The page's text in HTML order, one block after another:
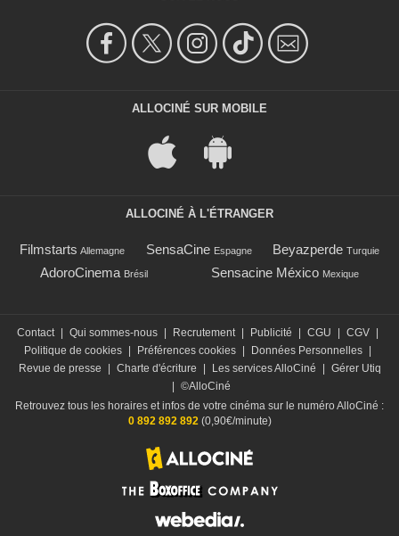
ALLOCINÉ SUR MOBILE
ALLOCINÉ À L'ÉTRANGER
Filmstarts Allemagne SensaCine Espagne Beyazperde Turquie
AdoroCinema Brésil Sensacine México Mexique
Contact Qui sommes-nous Recrutement Publicité CGU CGV
Politique de cookies
Préférences cookies Données Personnelles
Revue de presse
Charte d'écriture Les services AlloCiné
Gérer Utiq
©AlloCiné
Retrouvez tous les horaires et infos de votre cinéma sur le numéro AlloCiné :
0 892 892 892(0,90€/minute)